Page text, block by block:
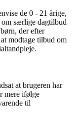
de 0 - 21 årige,
om særlige dagtilbud
der efter
modtage tilbud om
at brugeren har
mere ifølge
til